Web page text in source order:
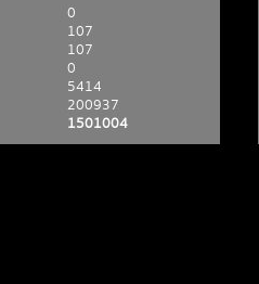
0
107
107
0
5414
200937
1501004